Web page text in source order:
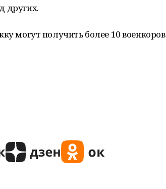
других.
могут получить более 10 военкоров